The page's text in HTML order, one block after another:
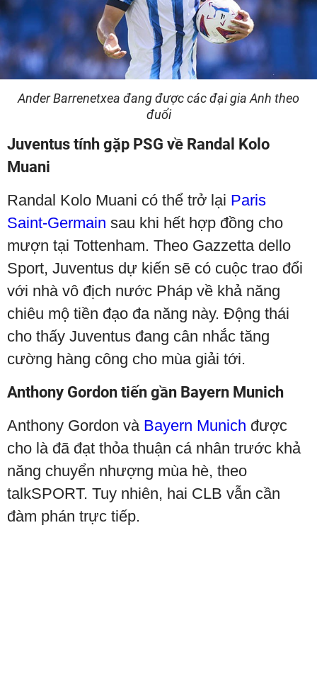
Ander Barrenetxea đang được các đại gia Anh theo
đuổi
Juventus tính gặp PSG về Randal Kolo
Muani
Randal Kolo Muani có thể trở lại Paris
Saint-Germain sau khi hết hợp đồng cho
mượn tại Tottenham. Theo Gazzetta dello
Sport, Juventus dự kiến sẽ có cuộc trao đổi
với nhà vô địch nước Pháp về khả năng
chiêu mộ tiền đạo đa năng này. Động thái
cho thấy Juventus đang cân nhắc tăng
cường hàng công cho mùa giải tới.
Anthony Gordon tiến gần Bayern Munich
Anthony Gordon và Bayern Munich được
cho là đã đạt thỏa thuận cá nhân trước khả
năng chuyển nhượng mùa hè, theo
talkSPORT. Tuy nhiên, hai CLB vẫn cần
đàm phán trực tiếp.